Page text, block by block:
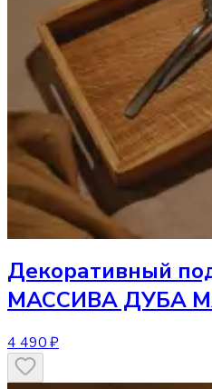
Декоративный
МАССИВА ДУБА
4 490 ₽